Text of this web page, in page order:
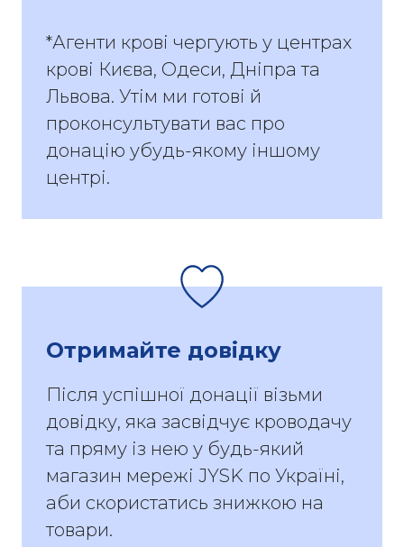
*Агенти крові чергують у центрах
крові Києва, Одеси, Дніпра та
Львова. Утім ми готові й
проконсультувати вас про
донацію убудь-якому іншому
центрі.
Отримайте довідку
Після успішної донації візьми
довідку, яка засвідчує кроводачу
та пряму із нею у будь-який
магазин мережі JYSK по Україні,
аби скористатись знижкою на
товари.